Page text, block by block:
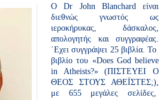
Ο Dr John Blanchard είναι
διεθνώς γνωστός ως
ιεροκήρυκας, δάσκαλος,
απολογητής και συγγραφέας.
΄Εχει συγγράψει 25 βιβλία. Το
βιβλίο του «Does God believe
in Atheists?» (ΠΙΣΤΕΥΕΙ Ο
ΘΕΟΣ ΣΤΟΥΣ ΑΘΕΪΣΤΕΣ;),
με 655 μεγάλες σελίδες,